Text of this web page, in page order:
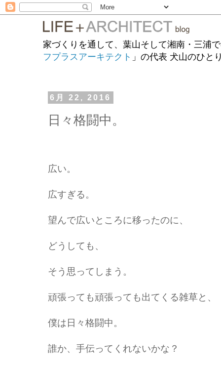
家づくりを通して、葉山そして湘南・三浦
フプラスアーキテクト 」の代表 犬山のひと
6月 22, 2016
日々格闘中。
広い。
広すぎる。
望んで広いところに移ったのに、
どうしても、
そう思ってしまう。
頑張っても頑張っても出てくる雑草と、
僕は日々格闘中。
誰か、手伝ってくれないかな？